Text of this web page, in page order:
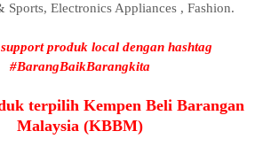
Sports, Electronics Appliances , Fashion.
produk local dengan hashtag
#BarangBaikBarangkita
terpilih Kempen Beli Barangan
Malaysia (KBBM)